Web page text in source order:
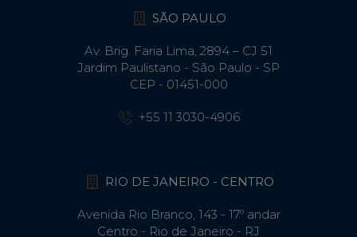
SÃO PAULO
Av. Brig. Faria Lima, 2894 – CJ 51
Jardim Paulistano - São Paulo - SP
CEP - 01451-000
+55 11 3030-4906
RIO DE JANEIRO - CENTRO
Avenida Rio Branco, 143 - 17º andar
Centro - Rio de Janeiro - RJ